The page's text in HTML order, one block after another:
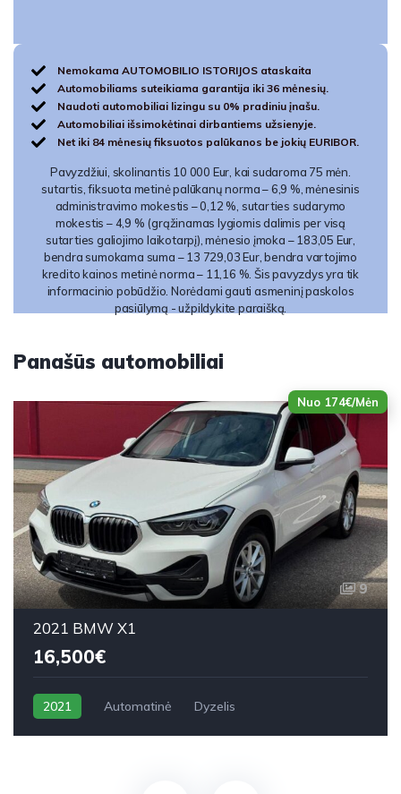
Nemokama AUTOMOBILIO ISTORIJOS ataskaita
Automobiliams suteikiama garantija iki 36 mėnesių.
Naudoti automobiliai lizingu su 0% pradiniu įnašu.
Automobiliai išsimokėtinai dirbantiems užsienyje.
Net iki 84 mėnesių fiksuotos palūkanos be jokių EURIBOR.
Pavyzdžiui, skolinantis 10 000 Eur, kai sudaroma 75 mėn.
sutartis, fiksuota metinė palūkanų norma – 6,9 %, mėnesinis
administravimo mokestis – 0,12 %, sutarties sudarymo
mokestis – 4,9 % (grąžinamas lygiomis dalimis per visą
sutarties galiojimo laikotarpį), mėnesio įmoka – 183,05 Eur,
bendra sumokama suma – 13 729,03 Eur, bendra vartojimo
kredito kainos metinė norma – 11,16 %. Šis pavyzdys yra tik
informacinio pobūdžio. Norėdami gauti asmeninį paskolos
pasiūlymą - užpildykite paraišką.
Panašūs automobiliai
Nuo 174€/Mėn
9
2021 BMW X1
16,500€
2021 Automatinė Dyzelis